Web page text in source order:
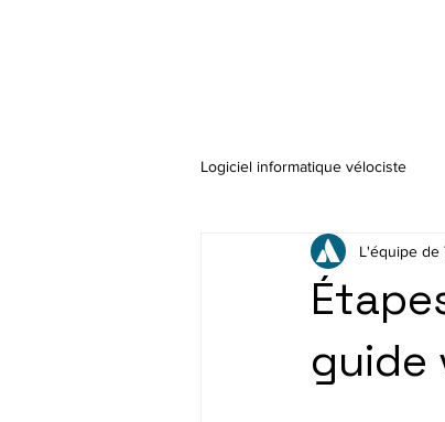
Logiciel informatique vélociste
guide
L'équipe de